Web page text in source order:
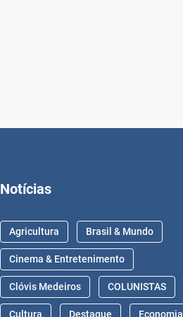
Notícias
Agricultura Brasil & Mundo
Cinema & Entretenimento
Clóvis Medeiros COLUNISTAS
Cultura Destaque Economia